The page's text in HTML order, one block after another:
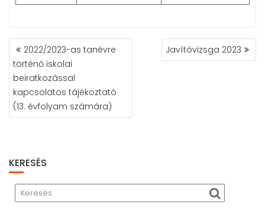
B
E
J
E
G
Y
S
N
A
V
2022/2023-as tanévre
történő iskolai
beiratkozással
kapcsolatos tájékoztató
(13. évfolyam számára)
Javítóvizsga 2023
KERESÉS